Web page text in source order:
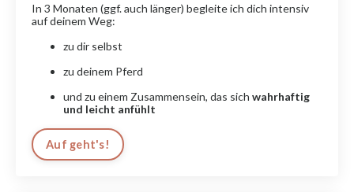
In 3 Monaten (ggf. auch länger) begleite ich dich intensiv
auf deinem Weg:
zu dir selbst
zu deinem Pferd
und zu einem Zusammensein, das sich wahrhaftig
und leicht anfühlt
Auf geht's!